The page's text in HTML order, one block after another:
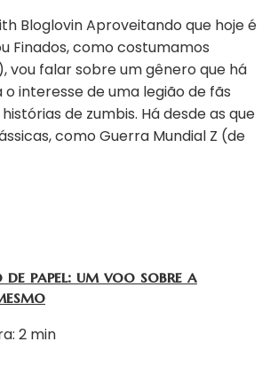
Bloglovin Aproveitando que hoje é
Finados, como costumamos
vou falar sobre um gênero que há
interesse de uma legião de fãs
de zumbis. Há desde as que
como Guerra Mundial Z (de
de papel: um voo sobre a
2 min